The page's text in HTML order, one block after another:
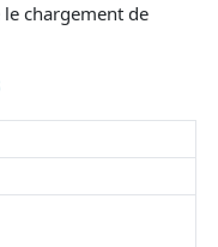
chargement de